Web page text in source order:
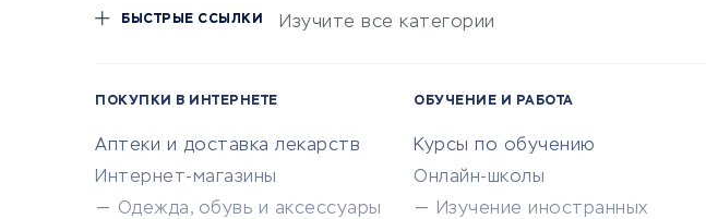
БЫСТРЫЕ ССЫЛКИ Изучите все категории
ПОКУПКИ В ИНТЕРНЕТЕ
Аптеки и доставка лекарств
Интернет-магазины
Одежда, обувь и аксессуары
ОБУЧЕНИЕ И РАБОТА
Курсы по обучению
Онлайн-школы
Изучение иностранных